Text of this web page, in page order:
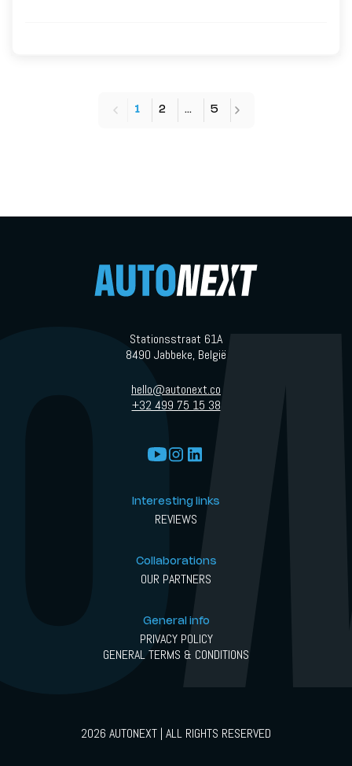
1 2 … 5
Stationsstraat 61A
8490 Jabbeke, België
hello@autonext.co
+32 499 75 15 38
Interesting links
REVIEWS
Collaborations
OUR PARTNERS
General info
PRIVACY POLICY
GENERAL TERMS & CONDITIONS
2026 AUTONEXT | ALL RIGHTS RESERVED